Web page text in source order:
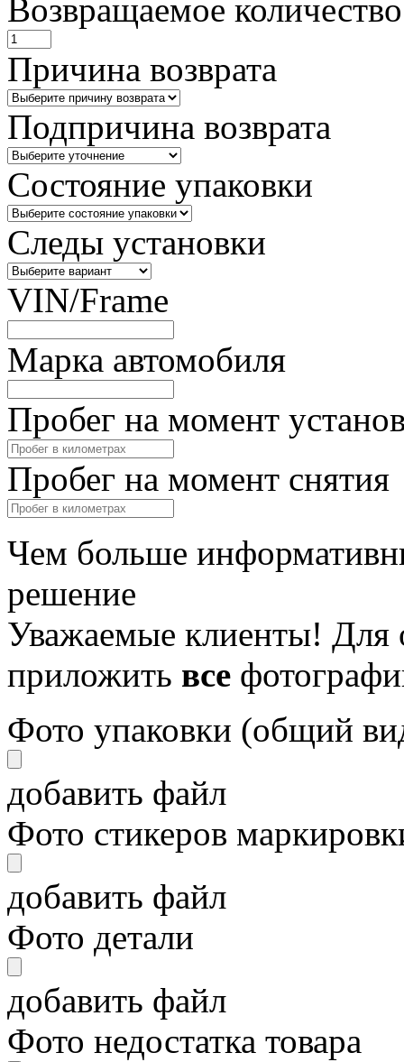
Возвращаемое количество
Причина возврата
Подпричина возврата
Состояние упаковки
Следы установки
VIN/Frame
Марка автомобиля
Пробег на момент
Пробег на момент снятия
Чем больше
решение
Уважаемые клиенты! Для
приложить все
Фото упаковки (общий
добавить файл
Фото стикеров
добавить файл
Фото детали
добавить файл
Фото недостатка товара